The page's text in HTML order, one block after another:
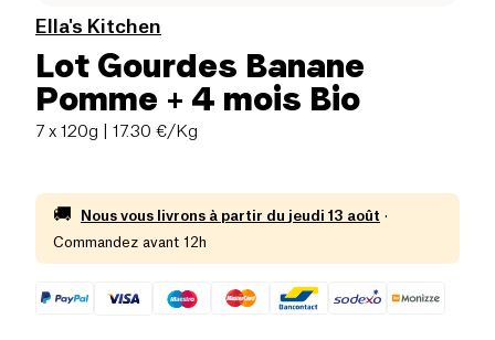
Ella's Kitchen
Lot Gourdes Banane
Pomme + 4 mois Bio
7 x 120g | 17.30 €/Kg
🚚 Nous vous livrons à partir du jeudi 13 août ·
Commandez avant 12h